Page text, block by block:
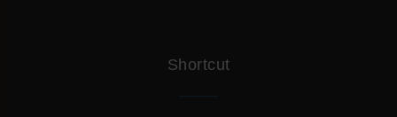
Shortcut